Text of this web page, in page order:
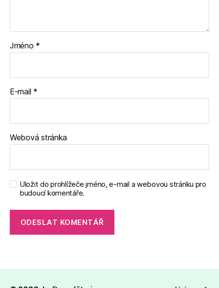
Jméno *
E-mail *
Webová stránka
Uložit do prohlížeče jméno, e-mail a webovou stránku pro
budoucí komentáře.